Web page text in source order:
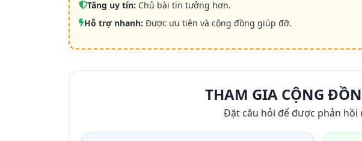
Tăng uy tín: Chủ bài tin tưởng hơn.
Hỗ trợ nhanh: Được ưu tiên và cộng đồng giúp đỡ.
THAM GIA CỘNG
Đặt câu hỏi để được phản hồi